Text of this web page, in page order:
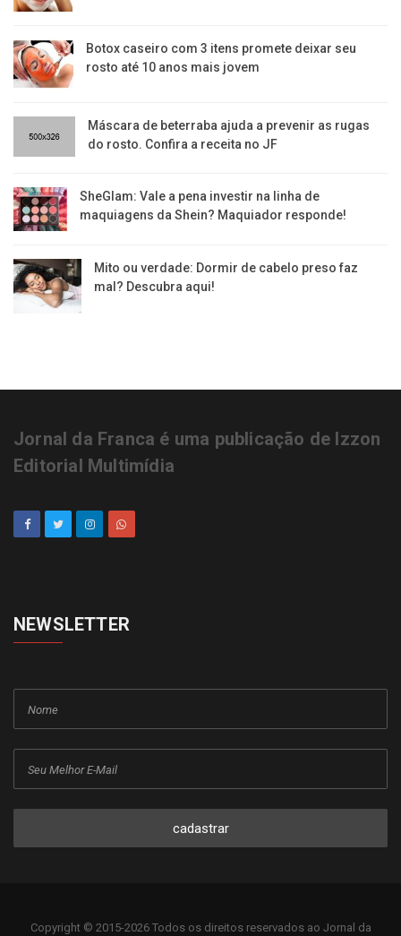
Botox caseiro com 3 itens promete deixar seu
rosto até 10 anos mais jovem
Máscara de beterraba ajuda a prevenir as rugas
do rosto. Confira a receita no JF
SheGlam: Vale a pena investir na linha de
maquiagens da Shein? Maquiador responde!
Mito ou verdade: Dormir de cabelo preso faz
mal? Descubra aqui!
Jornal da Franca é uma publicação de Izzon
Editorial Multimídia
NEWSLETTER
cadastrar
Copyright © 2015-2026 Todos os direitos reservados ao Jornal da